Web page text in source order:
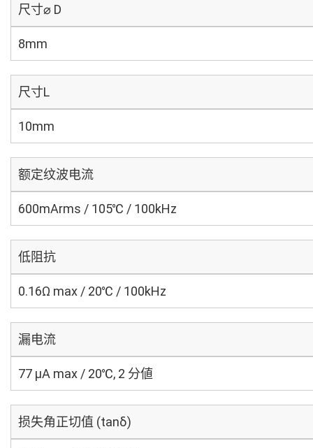
尺寸⌀ D
8mm
尺寸L
10mm
额定纹波电流
600mArms / 105℃ / 100kHz
低阻抗
0.16Ω max / 20℃ / 100kHz
漏电流
77 μA max / 20℃, 2 分値
损失角正切值 (tanδ)